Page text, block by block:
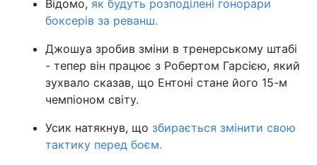
Відомо, як будуть розподілені гонорари
боксерів за реванш.
Джошуа зробив зміни в тренерському штабі
- тепер він працює з Робертом Гарсією, який
зухвало сказав, що Ентоні стане його 15-м
чемпіоном світу.
Усик натякнув, що збирається змінити свою
тактику перед боєм.